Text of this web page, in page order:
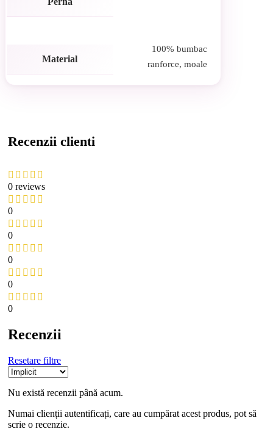
Material
100% bumbac
ranforce, moale
Recenzii clienti
0 reviews
0
0
0
0
0
Recenzii
Resetare filtre
Nu există recenzii până acum.
Numai clienții autentificați, care au cumpărat acest produs, pot să
scrie o recenzie.